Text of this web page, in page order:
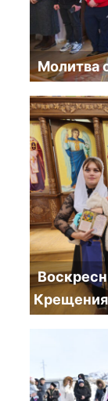
Молитва